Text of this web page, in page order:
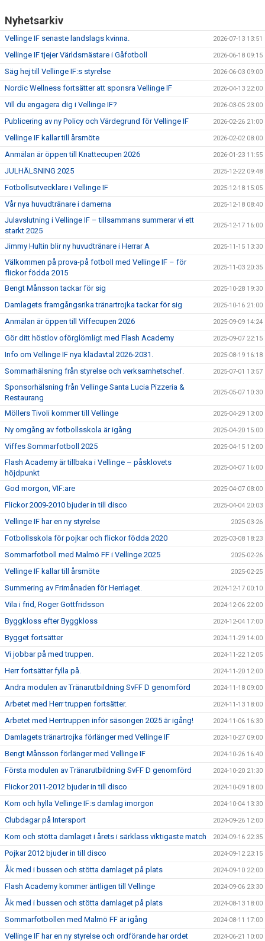
Nyhetsarkiv
Vellinge IF senaste landslags kvinna. 2026-07-13 13:51
Vellinge IF tjejer Världsmästare i Gåfotboll 2026-06-18 09:15
Säg hej till Vellinge IF:s styrelse 2026-06-03 09:00
Nordic Wellness fortsätter att sponsra Vellinge IF 2026-04-13 22:00
Vill du engagera dig i Vellinge IF? 2026-03-05 23:00
Publicering av ny Policy och Värdegrund för Vellinge IF 2026-02-26 21:00
Vellinge IF kallar till årsmöte 2026-02-02 08:00
Anmälan är öppen till Knattecupen 2026 2026-01-23 11:55
JULHÄLSNING 2025 2025-12-22 09:48
Fotbollsutvecklare i Vellinge IF 2025-12-18 15:05
Vår nya huvudtränare i damerna 2025-12-18 08:40
Julavslutning i Vellinge IF – tillsammans summerar vi ett
starkt 2025
2025-12-17 16:00
Jimmy Hultin blir ny huvudtränare i Herrar A 2025-11-15 13:30
Välkommen på prova-på fotboll med Vellinge IF – för
flickor födda 2015
2025-11-03 20:35
Bengt Månsson tackar för sig 2025-10-28 19:30
Damlagets framgångsrika tränartrojka tackar för sig 2025-10-16 21:00
Anmälan är öppen till Viffecupen 2026 2025-09-09 14:24
Gör ditt höstlov oförglömligt med Flash Academy 2025-09-07 22:15
Info om Vellinge IF nya klädavtal 2026-2031. 2025-08-19 16:18
Sommarhälsning från styrelse och verksamhetschef. 2025-07-01 13:57
Sponsorhälsning från Vellinge Santa Lucia Pizzeria &
Restaurang
2025-05-07 10:30
Möllers Tivoli kommer till Vellinge 2025-04-29 13:00
Ny omgång av fotbollsskola är igång 2025-04-20 15:00
Viffes Sommarfotboll 2025 2025-04-15 12:00
Flash Academy är tillbaka i Vellinge – påsklovets
höjdpunkt
2025-04-07 16:00
God morgon, VIF:are 2025-04-07 08:00
Flickor 2009-2010 bjuder in till disco 2025-04-04 20:03
Vellinge IF har en ny styrelse 2025-03-26
Fotbollsskola för pojkar och flickor födda 2020 2025-03-08 18:23
Sommarfotboll med Malmö FF i Vellinge 2025 2025-02-26
Vellinge IF kallar till årsmöte 2025-02-25
Summering av Frimånaden för Herrlaget. 2024-12-17 00:10
Vila i frid, Roger Gottfridsson 2024-12-06 22:00
Byggkloss efter Byggkloss 2024-12-04 17:00
Bygget fortsätter 2024-11-29 14:00
Vi jobbar på med truppen. 2024-11-22 12:05
Herr fortsätter fylla på. 2024-11-20 12:00
Andra modulen av Tränarutbildning SvFF D genomförd 2024-11-18 09:00
Arbetet med Herr truppen fortsätter. 2024-11-13 18:00
Arbetet med Herrtruppen inför säsongen 2025 är igång! 2024-11-06 16:30
Damlagets tränartrojka förlänger med Vellinge IF 2024-10-27 09:00
Bengt Månsson förlänger med Vellinge IF 2024-10-26 16:40
Första modulen av Tränarutbildning SvFF D genomförd 2024-10-20 21:30
Flickor 2011-2012 bjuder in till disco 2024-10-09 18:00
Kom och hylla Vellinge IF:s damlag imorgon 2024-10-04 13:30
Clubdagar på Intersport 2024-09-26 12:00
Kom och stötta damlaget i årets i särklass viktigaste match 2024-09-16 22:35
Pojkar 2012 bjuder in till disco 2024-09-12 23:15
Åk med i bussen och stötta damlaget på plats 2024-09-10 22:00
Flash Academy kommer äntligen till Vellinge 2024-09-06 23:30
Åk med i bussen och stötta damlaget på plats 2024-08-13 18:00
Sommarfotbollen med Malmö FF är igång 2024-08-11 17:00
Vellinge IF har en ny styrelse och ordförande har ordet 2024-06-21 10:00